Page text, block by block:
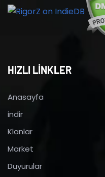
HIZLI LİNKLER
Anasayfa
indir
Klanlar
Market
Duyurular